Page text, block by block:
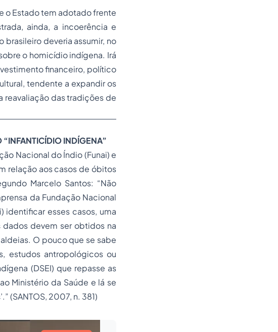
o Estado tem adotado frente
ainda, a incoerência e
deveria assumir, no
o homicídio indígena. Irá
financeiro, político
tendente a expandir os
reavaliação das tradições de
INDÍGENA”
Nacional do Índio (Funai) e
relação aos casos de óbitos
Marcelo Santos: “Não
da Fundação Nacional
identificar esses casos, uma
dados devem ser obtidos na
O pouco que se sabe
estudos antropológicos ou
(DSEI) que repasse as
Ministério da Saúde e lá se
(SANTOS, 2007, n. 381)